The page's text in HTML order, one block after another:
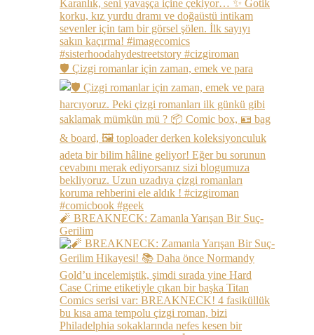
🛡️ Çizgi romanlar için zaman, emek ve para
🧨 BREAKNECK: Zamanla Yarışan Bir Suç-
Gerilim